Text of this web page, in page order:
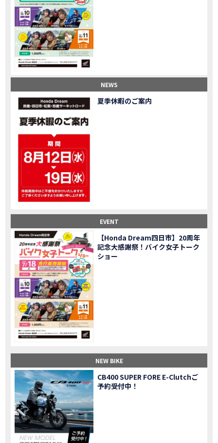
MOVIE 新型スーパーカブ110レビュー！C125 CT125で女子ツーリング 最高！Honda Super Cub(JA59)
MOVIE 【世界一の燃費Super cub】給油せずにどこまで行けるかやってみたら大変なことになりました
MOVIE 【バイク女子の挑戦】世界一の最強バイクでついにやります。
MOVIE 【バイク女子】この動画を見たらイライラするかもしれません。ごめんなさい。
MOVIE 【バイク用ドラレコ】センサーで感知！駐車場でバイクの周りを…
おめでたい人生初バイク納車！スタッフがまさかの対応…
【激カワ女子登場】バイク女子はツーリング中も〇〇が大好き♡
MOVIE 正統派NC750X！大型二輪教習から10年目の素直な感想|Honda NC750X DCT【バイク女子ツーリング】
MOVIE 女が乗るバイクじゃない？低身長女が検証します
MOVIE 【福井1泊ツーリング】バイク女子、仲悪いって本当？
MOVIE 大型ツアラー！Gold Wing Tour 50th ANNIVWRSARYは女性ライダーでもツーリングを楽しめるのか検証してみた｜Honda ゴールドウイング
MOVIE 【Monkey125】初めてモンキー！意外な◯◯へ行って来た【三重ホンダヒート】
NEW BIKE 大型ツアラー「Gold Wing Tour」と特別仕様の 「Gold Wing Tour 50th ANNIVERSARY」を 受注期間限定で発売
【三重県】女性ライダーツーリングを満喫しました｜CB1000HORNET CB750HORNET CB650R E-Clutch
MOVIE 【女子ツーの実態】恥ずかしいけど、暴露しました。
MOVIE オイル交換に行ったつもりが…まさかの大出費！？
「CRF250L」「CRF250L＜s＞」のカラーリング設定と 仕様を一部変更し発売
NEW BIKE 軽二輪スーパースポーツモデル「CBR250RR」の カラーバリエーションを変更し発売
MOVIE 【Honda Dream鈴鹿】20周年記念・大感謝祭イベント 大人気バイク女子が大集合・・Honda Dreamさんの人気を探ってきましたスペシャル！！メチャクチャ楽しかったです❤
NEW BIKE PROJECT BIG1 Final Edition CB 1300在庫車あります！
MOVIE 【バイク女子】急遽、愛車とお別れ…ついにあのバイクに乗れた
MOVIE 【バイク女子】オイル交換だけのつもりが、まさかのアレを交換することに！？
EVENT 【Honda Dream 鈴鹿２０周年記念大感謝祭】 多くの方のご来店ありがとうございました！
MOVIE 【CB650R E-Clutch】X-ADVでDCTに5年乗った私が素直にレビュー｜Honda X-ADV
MOVIE 【カブでアクセル全開】女性ライダーで耐久レース参戦！レースだけじゃないサーキットの楽しみ方|Honda supercub
MOVIE 【新型X-ADV】最初のカスタムはこれ！ガラスコーティングもしちゃいました|Honda X-ADV
三重県下 Honda Dream4店舗にて新春キャンペーンを開催
MOVIE 【速報】2025年モデルHonda X-ADV契約しました！新型のどこが凄いかチェックしてきた！
MOVIE 【女子ツーリング】秋の女子ツーリングin鳥羽・伊勢 【Honda Dream 松阪】
NEW BIKE スーパーカブFinal Edition/HELLP KITTY在庫車あります！
MOVIE 【CBR1000RR-R】スーパースポーツバイクで三重県の新スポットを巡る女子ツーリング|Honda CBR1000RRR Rebel1100 500 250
CAMPAIGN 三重県下 Honda Dreamにてレンタルバイクキャンペーン実施中💫
MOVIE 【アフリカツイン】憧れの大型バイクで1泊2日マスツーリング｜三重県〜静岡県｜Honda CL500 AfricaTwin
NEWS
夏季休暇のご案内
EVENT
【Honda Dream四日市】20周年
記念大感謝祭！バイク女子トーク
ショー
NEW BIKE
CB400 SUPER FORE E-Clutchご
予約受付中！